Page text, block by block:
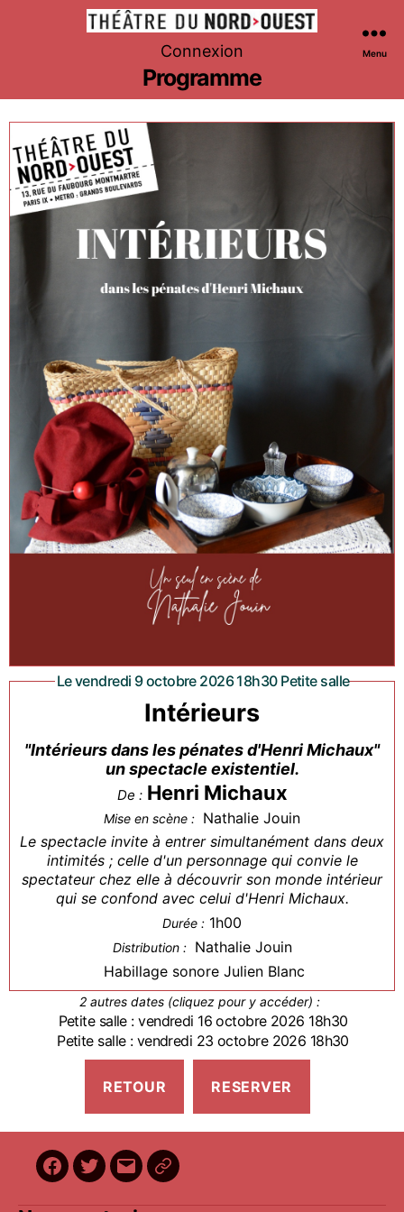
Théâtre
du
Nord-
Ouest
Connexion Menu
Programme
Le vendredi 9 octobre 2026 18h30 Petite salle
Intérieurs
"Intérieurs dans les pénates d'Henri Michaux"
un spectacle existentiel.
De : Henri Michaux
Mise en scène : Nathalie Jouin
Le spectacle invite à entrer simultanément dans deux
intimités ; celle d'un personnage qui convie le
spectateur chez elle à découvrir son monde intérieur
qui se confond avec celui d'Henri Michaux.
Durée : 1h00
Distribution : Nathalie Jouin
Habillage sonore Julien Blanc
2 autres dates (cliquez pour y accéder) :
Petite salle : vendredi 16 octobre 2026 18h30
Petite salle : vendredi 23 octobre 2026 18h30
Facebook
Twitter
E-
mail
BilletReduc